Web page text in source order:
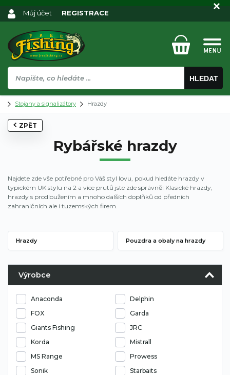
HLEDAT
Můj účet REGISTRACE
Stojany a signalizátory Hrazdy
ZPĚT
Rybářské hrazdy
Najdete zde vše potřebné pro Váš styl lovu, pokud hledáte hrazdy v
typickém UK stylu na 2 a více prutů jste zde správně! Klasické hrazdy,
hrazdy s prodloužením a mnoho dalších doplňků od předních
zahraničních ale i tuzemských firem.
Hrazdy Pouzdra a obaly na hrazdy
Výrobce
Anaconda
Delphin
FOX
Garda
Giants Fishing
JRC
Korda
Mistrall
MS Range
Prowess
Sonik
Starbaits